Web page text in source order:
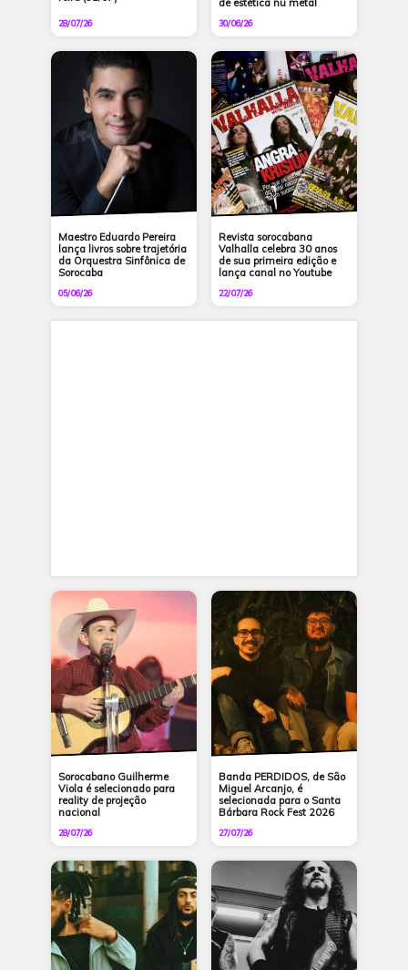
28/07/26
de estética nu metal
30/06/26
Maestro Eduardo Pereira
lança livros sobre trajetória
da Orquestra Sinfônica de
Sorocaba
05/06/26
Revista sorocabana
Valhalla celebra 30 anos
de sua primeira edição e
lança canal no Youtube
22/07/26
Sorocabano Guilherme
Viola é selecionado para
reality de projeção
nacional
28/07/26
Banda PERDIDOS, de São
Miguel Arcanjo, é
selecionada para o Santa
Bárbara Rock Fest 2026
27/07/26